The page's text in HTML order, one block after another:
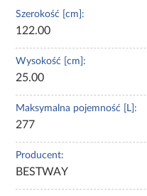
Szerokość [cm]:
122.00
Wysokość [cm]:
25.00
Maksymalna pojemność [L]:
277
Producent:
BESTWAY